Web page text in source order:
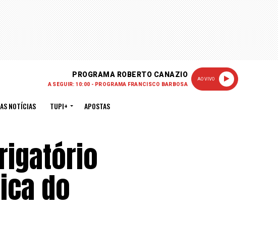
PROGRAMA ROBERTO CANAZIO
A SEGUIR: 10:00 - PROGRAMA FRANCISCO BARBOSA
AO VIVO
NOTÍCIAS TUPI+ APOSTAS
do